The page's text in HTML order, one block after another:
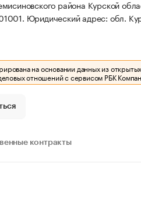
района Курской
Юридический адрес: обл.
на основании данных из
отношений с сервисом РБК
контракты